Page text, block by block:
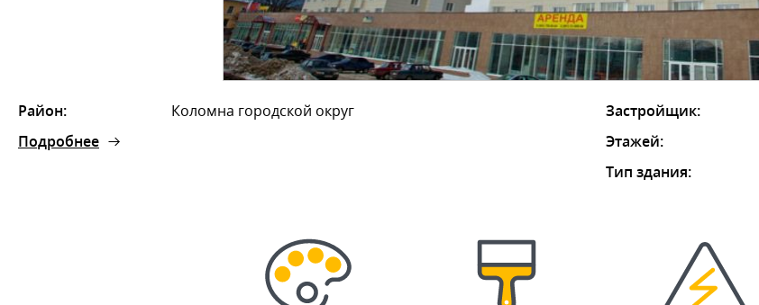
Район:
Коломна городской округ
Подробнее
Застройщик:
Этажей:
Тип здания: